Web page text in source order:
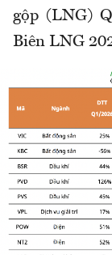
gộp (LNG)
Biên LNG